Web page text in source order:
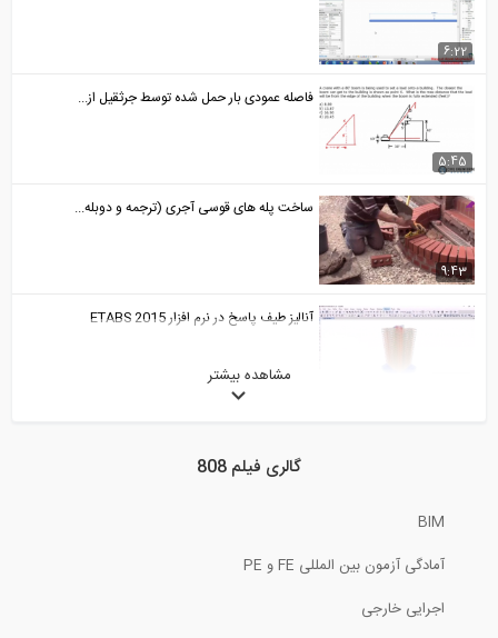
6:22
5:45
فاصله عمودی بار حمل شده توسط جرثقیل از...
9:43
ساخت پله های قوسی آجری (ترجمه و دوبله...
آنالیز طیف پاسخ در نرم افزار ETABS 2015
40:44
مشاهده بیشتر
گالری فیلم 808
BIM
آمادگی آزمون بین المللی FE و PE
اجرایی خارجی